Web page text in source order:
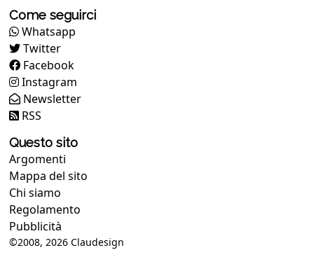
Come seguirci
Whatsapp
Twitter
Facebook
Instagram
Newsletter
RSS
Questo sito
Argomenti
Mappa del sito
Chi siamo
Regolamento
Pubblicità
©2008, 2026 Claudesign